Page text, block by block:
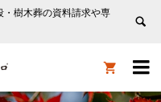
樹木葬の資料請求や専

